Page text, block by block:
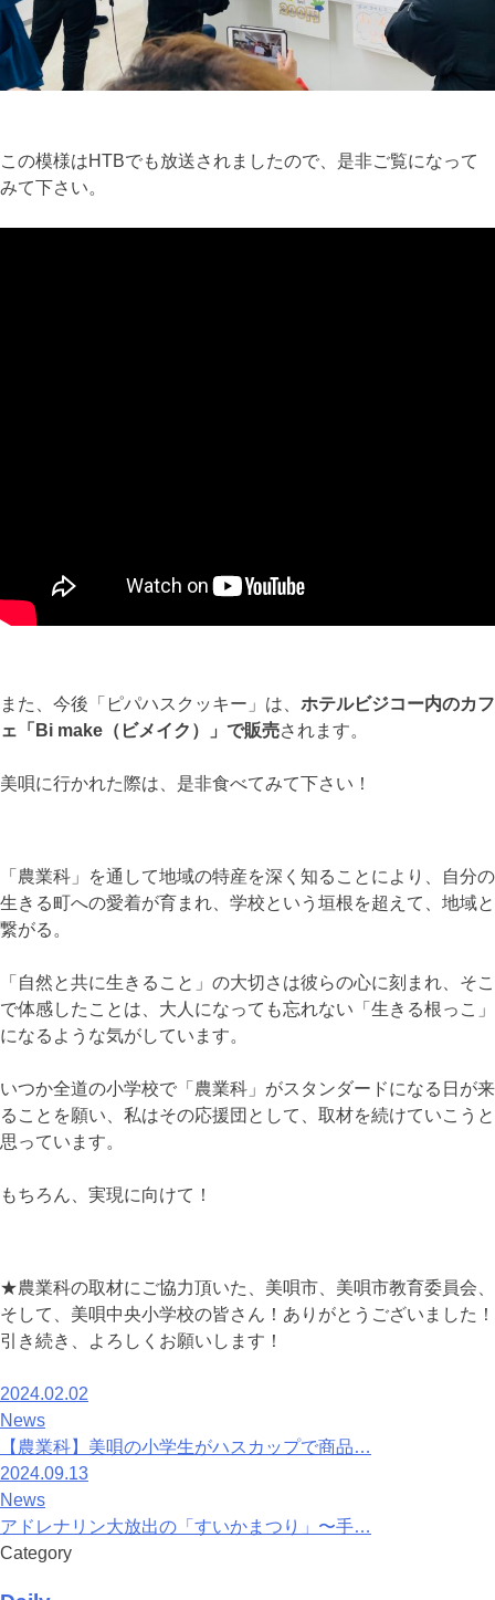
この模様はHTBでも放送されましたので、是非ご覧になって
みて下さい。
また、今後「ピパハスクッキー」は、 ホテルビジコー内のカフ
ェ「Bi make（ビメイク）」で販売されます。
美唄に行かれた際は、是非食べてみて下さい！
「農業科」を通して地域の特産を深く知ることにより、自分の
生きる町への愛着が育まれ、学校という垣根を超えて、地域と
繋がる。
「自然と共に生きること」の大切さは彼らの心に刻まれ、そこ
で体感したことは、大人になっても忘れない「生きる根っこ」
になるような気がしています。
いつか全道の小学校で「農業科」がスタンダードになる日が来
ることを願い、私はその応援団として、取材を続けていこうと
思っています。
もちろん、実現に向けて！
★農業科の取材にご協力頂いた、美唄市、美唄市教育委員会、
そして、美唄中央小学校の皆さん！ありがとうございました！
引き続き、よろしくお願いします！
2024.02.02
News
【農業科】美唄の小学生がハスカップで商品…
2024.09.13
News
アドレナリン大放出の「すいかまつり」〜手…
Category